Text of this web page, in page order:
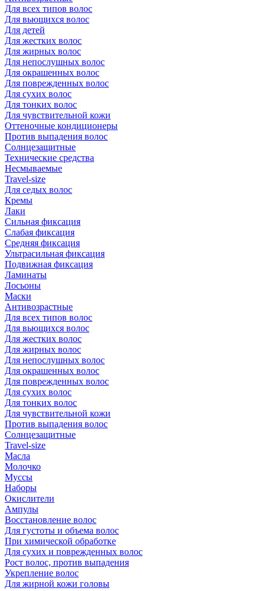
Для всех типов волос
Для вьющихся волос
Для детей
Для жестких волос
Для жирных волос
Для непослушных волос
Для окрашенных волос
Для поврежденных волос
Для сухих волос
Для тонких волос
Для чувствительной кожи
Оттеночные кондиционеры
Против выпадения волос
Солнцезащитные
Технические средства
Несмываемые
Travel-size
Для седых волос
Кремы
Лаки
Сильная фиксация
Слабая фиксация
Средняя фиксация
Ультрасильная фиксация
Подвижная фиксация
Ламинаты
Лосьоны
Маски
Антивозрастные
Для всех типов волос
Для вьющихся волос
Для жестких волос
Для жирных волос
Для непослушных волос
Для окрашенных волос
Для поврежденных волос
Для сухих волос
Для тонких волос
Для чувствительной кожи
Против выпадения волос
Солнцезащитные
Travel-size
Масла
Молочко
Муссы
Наборы
Окислители
Ампулы
Восстановление волос
Для густоты и объема волос
При химической обработке
Для сухих и поврежденных волос
Рост волос, против выпадения
Укрепление волос
Для жирной кожи головы